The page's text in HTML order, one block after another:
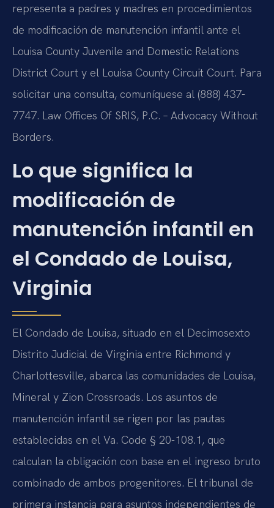
representa a padres y madres en procedimientos
de modificación de manutención infantil ante el
Louisa County Juvenile and Domestic Relations
District Court y el Louisa County Circuit Court. Para
solicitar una consulta, comuníquese al (888) 437-
7747. Law Offices Of SRIS, P.C. – Advocacy Without
Borders.
Lo que significa la
modificación de
manutención infantil en
el Condado de Louisa,
Virginia
El Condado de Louisa, situado en el Decimosexto
Distrito Judicial de Virginia entre Richmond y
Charlottesville, abarca las comunidades de Louisa,
Mineral y Zion Crossroads. Los asuntos de
manutención infantil se rigen por las pautas
establecidas en el Va. Code § 20-108.1, que
calculan la obligación con base en el ingreso bruto
combinado de ambos progenitores. El tribunal de
primera instancia para asuntos independientes de